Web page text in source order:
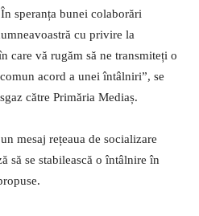
speranța bunei colaborări
cu privire la
care vă rugăm să ne transmiteți o
acord a unei întâlniri”, se
către Primăria Mediaș.
mesaj rețeaua de socializare
să se stabilească o întâlnire în